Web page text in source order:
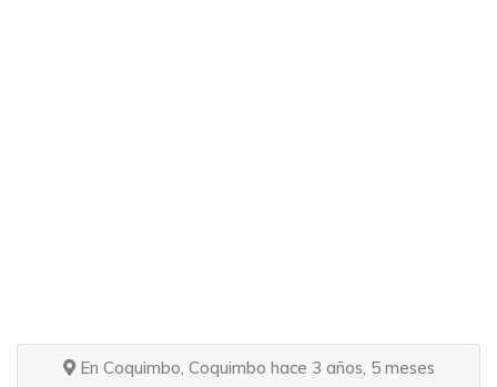
En Coquimbo, Coquimbo hace 3 años, 5 meses